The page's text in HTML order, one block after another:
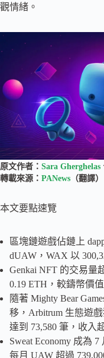
觀情緒。
原文作者： Sara Gherghelas
轉載來源： PANews （翻譯）
本文要點速覽
區塊鏈遊戲佔鏈上
dUAW，WAX 以
Genkai NFT 的交易量
0.19 ETH，較鑄幣價值
隨著 Mighty Bear
移，Arbitrum 生態遊
達到 73,580 筆，收入
Sweat Economy 成為
每月 UAW 超過